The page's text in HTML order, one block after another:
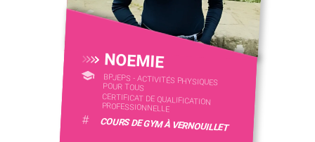
NOEMIE
BPJEPS - ACTIVITÉS PHYSIQUES
POUR TOUS
CERTIFICAT DE QUALIFICATION
PROFESSIONNELLE
# COURS DE GYM À VERNOUILLET